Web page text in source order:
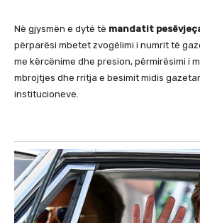
Në gjysmën e dytë të mandatit
përparësi mbetet zvogëlimi i numrit të
me kërcënime dhe presion, përmirësimi i
mbrojtjes dhe rritja e besimit midis
institucioneve.